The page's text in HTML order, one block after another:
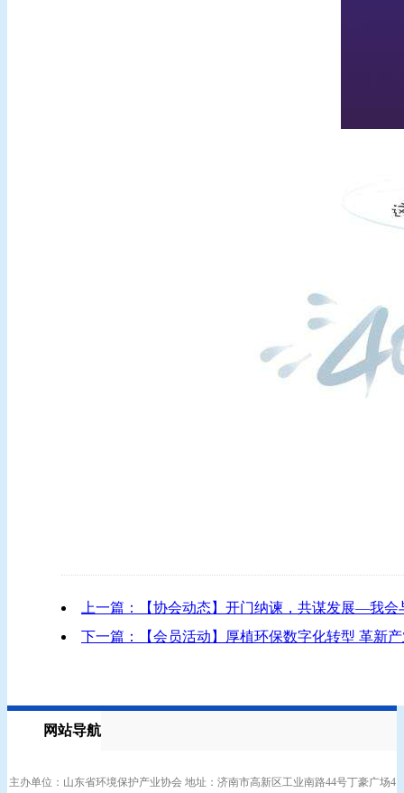
上一篇：【协会动态】开门纳谏，共谋发展—我
下一篇：【会员活动】厚植环保数字化转型 革新
网站导航
主办单位：山东省环境保护产业协会 地址：济南市高新区工业南路44号丁豪广场4